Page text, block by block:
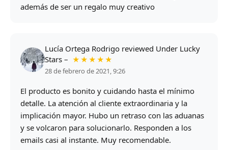
además de ser un regalo muy creativo
Lucía Ortega Rodrigo reviewed Under Lucky
Stars – ★★★★★
28 de febrero de 2021, 9:26
El producto es bonito y cuidando hasta el mínimo
detalle. La atención al cliente extraordinaria y la
implicación mayor. Hubo un retraso con las aduanas
y se volcaron para solucionarlo. Responden a los
emails casi al instante. Muy recomendable.